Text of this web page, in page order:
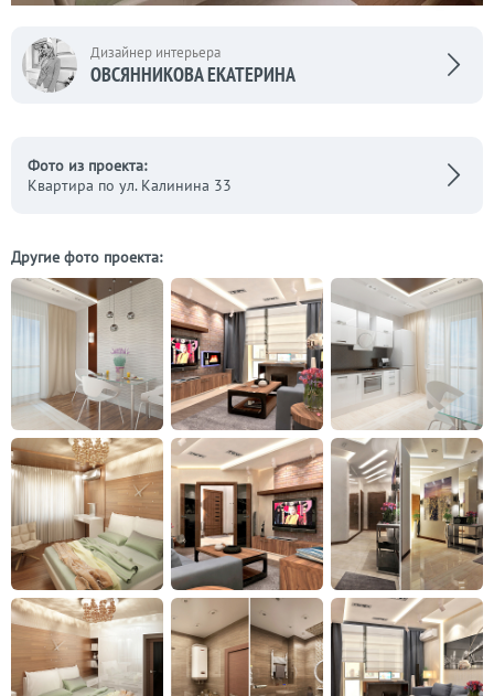
Дизайнер интерьера
ОВСЯННИКОВА ЕКАТЕРИНА
Фото из проекта:
Квартира по ул. Калинина 33
Другие фото проекта: